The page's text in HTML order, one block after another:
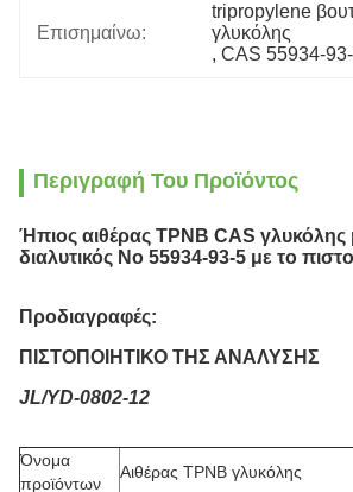
Επισημαίνω:
tripropylene
γλυκόλης
, CAS 55934-
Περιγραφή Του Προϊόντος
Ήπιος αιθέρας TPNB CAS
διαλυτικός Νο 55934-93-5 με το
Προδιαγραφές:
ΠΙΣΤΟΠΟΙΗΤΙΚΟ ΤΗΣ ΑΝΑΛΥΣΗΣ
JL/YD-0802-12
Όνομα
προϊόντων
Αιθέρας TPNB γλυκόλης